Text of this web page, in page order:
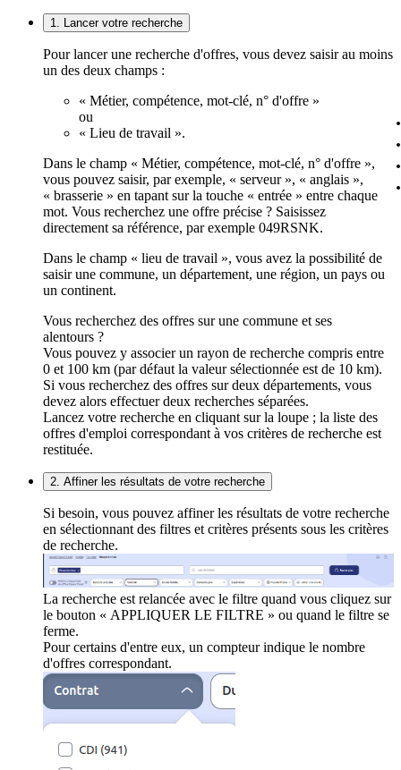
1. Lancer votre recherche
Pour lancer une recherche d'offres, vous devez saisir au moins
un des deux champs :
« Métier, compétence, mot-clé, n° d'offre »
ou
« Lieu de travail ».
Dans le champ « Métier, compétence, mot-clé, n° d'offre »,
vous pouvez saisir, par exemple, « serveur », « anglais »,
« brasserie » en tapant sur la touche « entrée » entre chaque
mot. Vous recherchez une offre précise ? Saisissez
directement sa référence, par exemple 049RSNK.
Dans le champ « lieu de travail », vous avez la possibilité de
saisir une commune, un département, une région, un pays ou
un continent.
Vous recherchez des offres sur une commune et ses
alentours ?
Vous pouvez y associer un rayon de recherche compris entre
0 et 100 km (par défaut la valeur sélectionnée est de 10 km).
Si vous recherchez des offres sur deux départements, vous
devez alors effectuer deux recherches séparées.
Lancez votre recherche en cliquant sur la loupe ; la liste des
offres d'emploi correspondant à vos critères de recherche est
restituée.
2. Affiner les résultats de votre recherche
Si besoin, vous pouvez affiner les résultats de votre recherche
en sélectionnant des filtres et critères présents sous les critères
de recherche.
La recherche est relancée avec le filtre quand vous cliquez sur
le bouton « APPLIQUER LE FILTRE » ou quand le filtre se
ferme.
Pour certains d'entre eux, un compteur indique le nombre
d'offres correspondant.